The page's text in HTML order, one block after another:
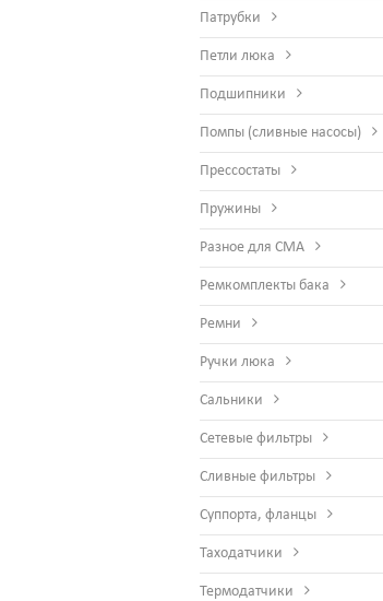
Патрубки
Петли люка
Подшипники
Помпы (сливные насосы)
Прессостаты
Пружины
Разное для СМА
Ремкомплекты бака
Ремни
Ручки люка
Сальники
Сетевые фильтры
Сливные фильтры
Суппорта, фланцы
Таходатчики
Термодатчики